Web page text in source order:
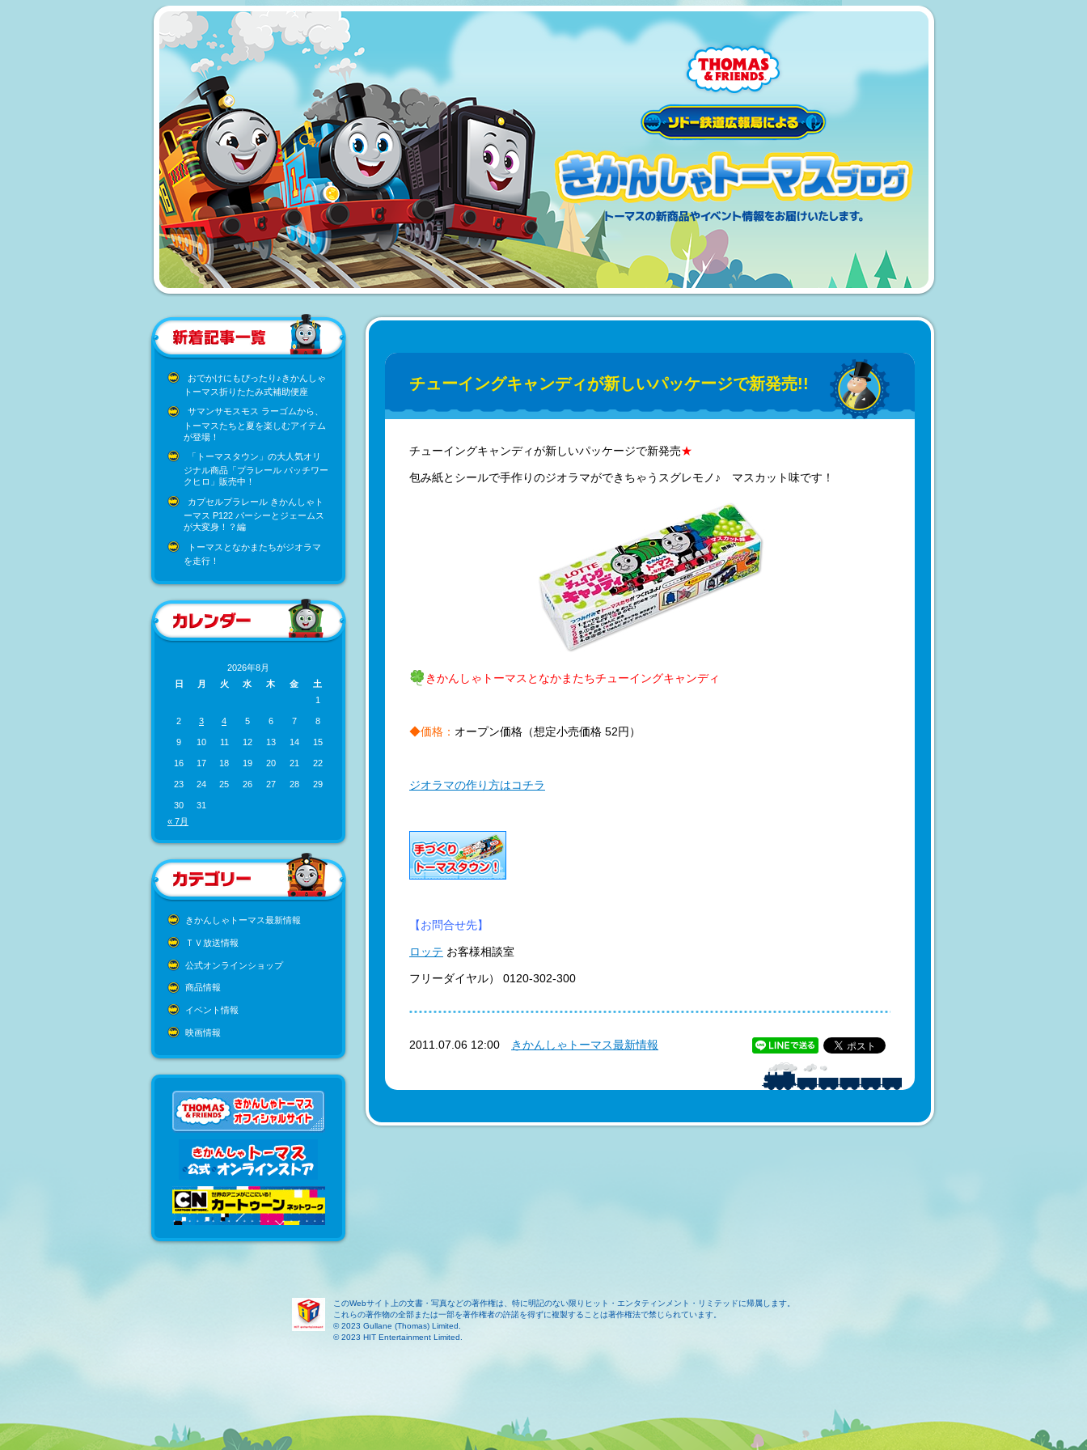
おでかけにもぴったり♪きかんしゃ
トーマス折りたたみ式補助便座
サマンサモスモス ラーゴムから、
トーマスたちと夏を楽しむアイテム
が登場！
「トーマスタウン」の大人気オリ
ジナル商品「プラレール パッチワー
クヒロ」販売中！
カプセルプラレール きかんしゃト
ーマス P122 パーシーとジェームス
が大変身！？編
トーマスとなかまたちがジオラマ
を走行！
2026年8月
日
月 火 水 木 金
土
1
2 3 4 5 6 7 8
9 10 11 12 13 14 15
16 17 18 19 20 21 22
23 24 25 26 27 28 29
30
31
« 7月
きかんしゃトーマス最新情報
ＴＶ放送情報
公式オンラインショップ
商品情報
イベント情報
映画情報
チューイングキャンディが新しいパッケージで新発売!!
チューイングキャンディが新しいパッケージで新発売★
包み紙とシールで手作りのジオラマができちゃうスグレモノ♪ マスカット味です！
きかんしゃトーマスとなかまたちチューイングキャンディ
◆価格： オープン価格（想定小売価格 52円）
ジオラマの作り方はコチラ
【お問合せ先】
ロッテ お客様相談室
フリーダイヤル） 0120-302-300
2011.07.06 12:00 きかんしゃトーマス最新情報
このWebサイト上の文書・写真などの著作権は、特に明記のない限りヒット・エンタティンメント・リミテッドに帰属します。
これらの著作物の全部または一部を著作権者の許諾を得ずに複製することは著作権法で禁じられています。
© 2023 Gullane (Thomas) Limited.
© 2023 HIT Entertainment Limited.